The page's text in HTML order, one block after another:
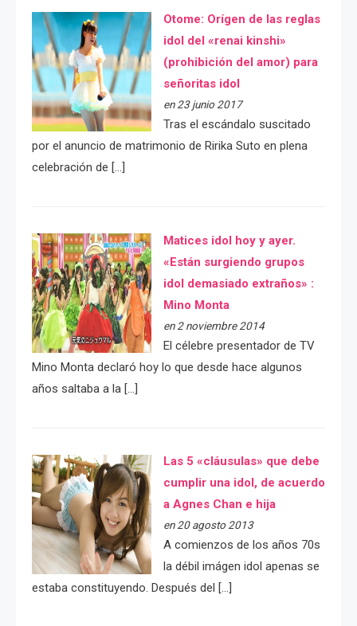
Otome: Orígen de las reglas
idol del «renai kinshi»
(prohibición del amor) para
señoritas idol
en 23 junio 2017
Tras el escándalo suscitado
por el anuncio de matrimonio de Ririka Suto en plena
celebración de […]
Matices idol hoy y ayer.
«Están surgiendo grupos
idol demasiado extraños» :
Mino Monta
en 2 noviembre 2014
El célebre presentador de TV
Mino Monta declaró hoy lo que desde hace algunos
años saltaba a la […]
Las 5 «cláusulas» que debe
cumplir una idol, de acuerdo
a Agnes Chan e hija
en 20 agosto 2013
A comienzos de los años 70s
la débil imágen idol apenas se
estaba constituyendo. Después del […]